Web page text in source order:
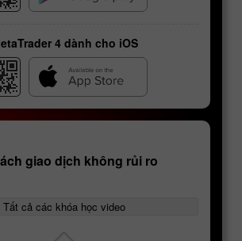
4 dành cho iOS
giao dịch không rủi ro
Tất cả các khóa học video
Hợp đồng tương lai
cặp tiền tệ